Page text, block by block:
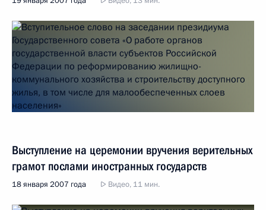
Выступление на церемонии вручения верительных
грамот послами иностранных государств
18 января 2007 года Видео, 11 мин.